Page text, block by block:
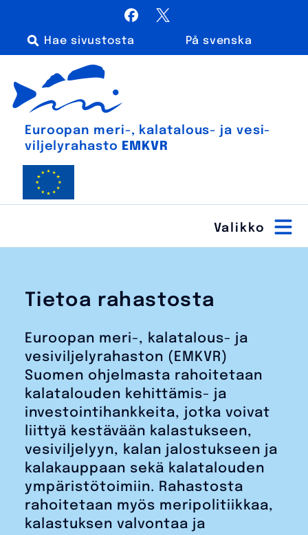
Facebook
På svenska
Haku:
Euroopan meri-, kalatalous- ja vesiviljelyrahasto
Euroopan meri-, kala­talous- ja vesi­
viljely­rahasto
EMKVR
Tietoa rahastosta
Euroopan meri-, kalatalous- ja
vesiviljelyrahaston (EMKVR)
Suomen ohjelmasta rahoitetaan
kalatalouden kehittämis- ja
investointihankkeita, jotka voivat
liittyä kestävään kalastukseen,
vesiviljelyyn, kalan jalostukseen ja
kalakauppaan sekä kalatalouden
ympäristötoimiin. Rahastosta
rahoitetaan myös meripolitiikkaa,
kalastuksen valvontaa ja